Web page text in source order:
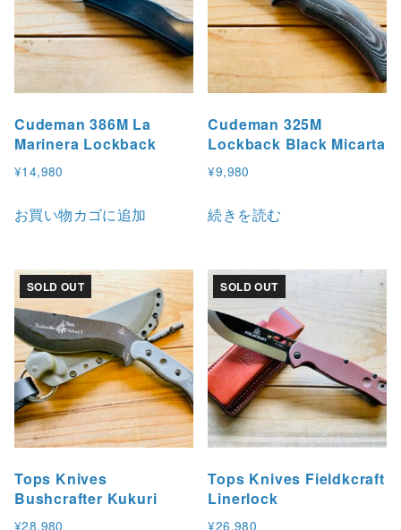
Cudeman 386M La
Marinera Lockback
¥14,980
お買い物カゴに追加
Cudeman 325M
Lockback Black Micarta
¥9,980
続きを読む
SOLD OUT
Tops Knives
Bushcrafter Kukuri
¥28,980
SOLD OUT
Tops Knives Fieldkcraft
Linerlock
¥26,980